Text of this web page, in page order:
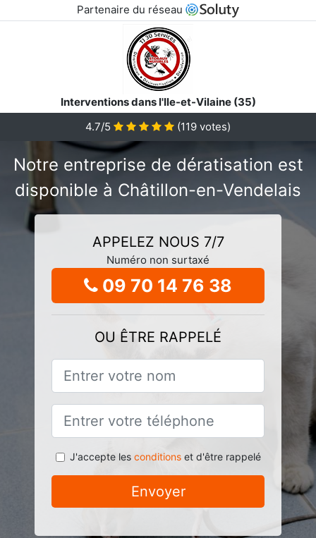
Partenaire du réseau
Interventions dans l'Ile-et-Vilaine (35)
4.7/5
(119 votes)
Notre entreprise de dératisation est
disponible à Châtillon-en-Vendelais
APPELEZ NOUS 7/7
Numéro non surtaxé
09 70 14 76 38
OU ÊTRE RAPPELÉ
J'accepte les conditionset d'être rappelé
Envoyer